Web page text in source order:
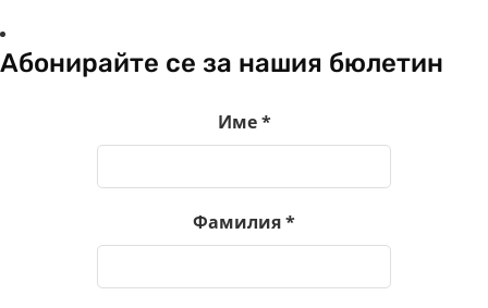
Абонирайте се за нашия бюлетин
Име*
Фамилия*